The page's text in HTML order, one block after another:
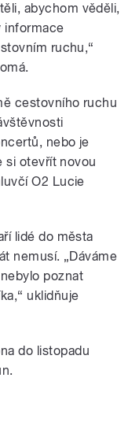
abychom věděli,
informace
ruchu,“
cestovního ruchu
nebo je
si otevřít novou
O2 Lucie
lidé do města
nemusí. „Dáváme
poznat
uklidňuje
do listopadu